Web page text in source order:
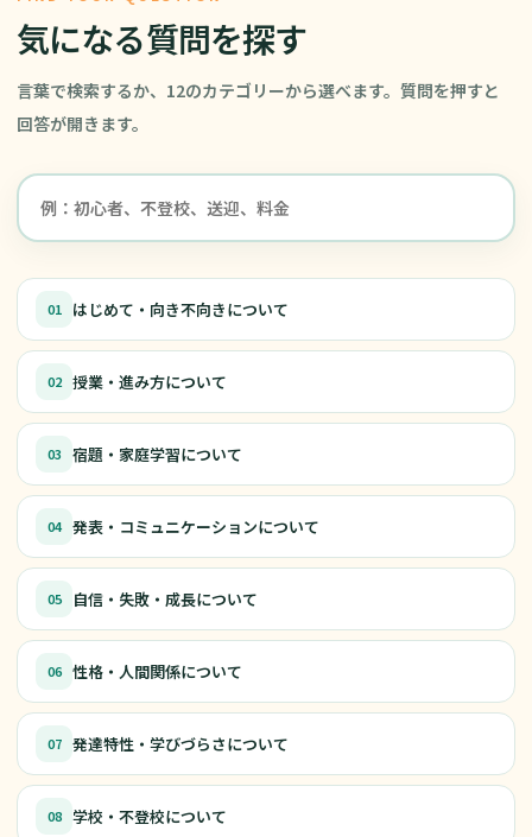
気になる質問を探す
言葉で検索するか、12のカテゴリーから選べます。質問を押すと
回答が開きます。
01 はじめて・向き不向きについて
02 授業・進み方について
03 宿題・家庭学習について
04 発表・コミュニケーションについて
05 自信・失敗・成長について
06 性格・人間関係について
07 発達特性・学びづらさについて
08 学校・不登校について